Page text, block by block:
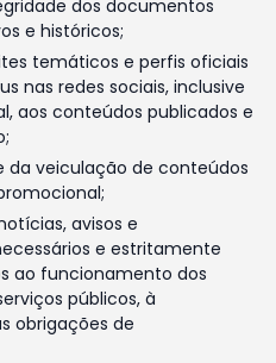
dos documentos
e históricos;
temáticos e perfis oficiais
nas redes sociais, inclusive
aos conteúdos publicados e
da veiculação de conteúdos
avisos e
e estritamente
ao funcionamento dos
públicos, à
obrigações de